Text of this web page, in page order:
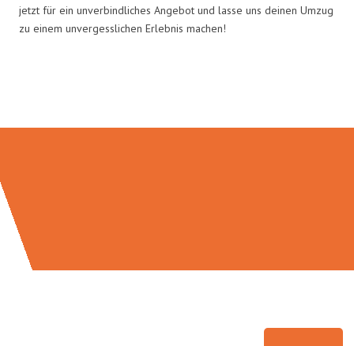
jetzt für ein unverbindliches Angebot und lasse uns deinen Umzug
zu einem unvergesslichen Erlebnis machen!